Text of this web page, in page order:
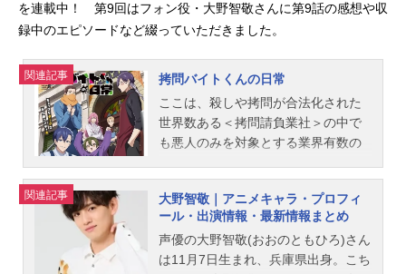
を連載中！ 第9回はフォン役・大野智敬さんに第9話の感想や収
録中のエピソードなど綴っていただきました。
関連記事
拷問バイトくんの日常
ここは、殺しや拷問が合法化された
世界数ある＜拷問請負業社＞の中で
も悪人のみを対象とする業界有数の
ス」そこで働く、４人のバイトくん
たち面倒見が良い先輩バイトは何で
もできて、誰とでも仲良くなれるエ
ース・セロみんながあこがれる拷問
界の生きるレジェンド・シウそし
関連記事
大野智敬｜アニメキャラ・プロフィ
ール・出演情報・最新情報まとめ
声優の大野智敬(おおのともひろ)さん
は11月7日生まれ、兵庫県出身。こち